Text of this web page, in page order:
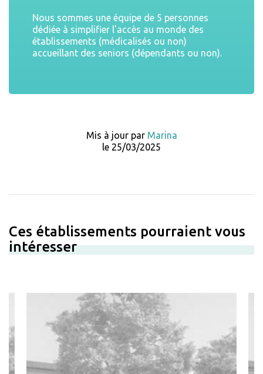
Nous sommes une équipe de 5 personnes
dédiée à simplifier l'accès au monde des
établissements (médicalisés ou non)
accueillant des seniors (dépendants ou non).
Mis à jour par Marina
le 25/03/2025
Ces établissements pourraient vous
intéresser